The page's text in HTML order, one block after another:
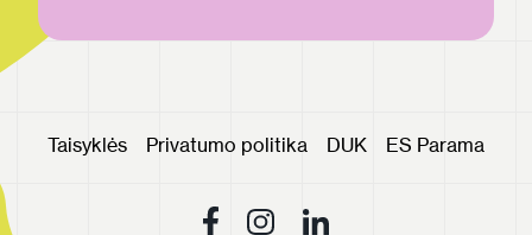
Taisyklės Privatumo politika DUK ES Parama